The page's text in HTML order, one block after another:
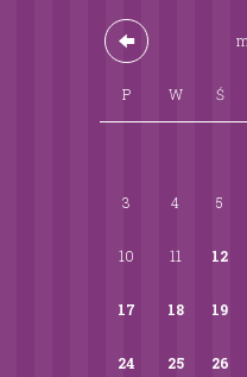
P W Ś
3 4 5
10 11 12
17 18 19
24 25 26